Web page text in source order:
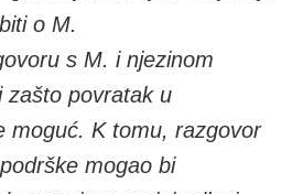
o M.
s M. i njezinom
zašto povratak u
moguć. K tomu, razgovor
mogao bi